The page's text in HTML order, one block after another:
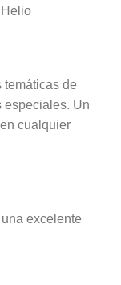
temáticas de
especiales. Un
cualquier
excelente